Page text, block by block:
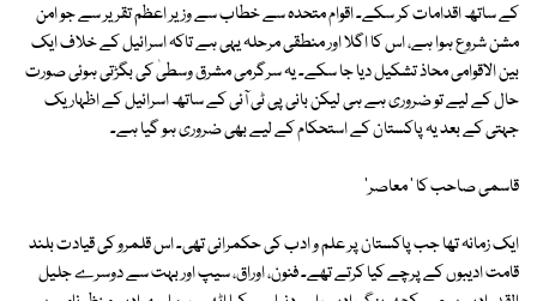
کے ساتھ اقدامات کر سکے۔ اقوام متحدہ سے خطاب سے وزیر اعظم تقریر سے جو امن
مشن شروع ہوا ہے، اس کا اگلا اور منطقی مرحلہ یہی ہے تاکہ اسرائیل کے خلاف ایک
بین الاقوامی محاذ تشکیل دیا جا سکے۔ یہ سرگرمی مشرق وسطیٰ کی بگڑتی ہوئی صورت
حال کے لیے تو ضروری ہے ہی لیکن بانی پی ٹی آئی کے ساتھ اسرائیل کے اظہار یک
جہتی کے بعد یہ پاکستان کے استحکام کے لیے بھی ضروری ہو گیا ہے۔
قاسمی صاحب کا ' معاصر'
ایک زمانہ تھا جب پاکستان پر علم و ادب کی حکمرانی تھی۔ اس قلمرو کی قیادت بلند
قامت ادیبوں کے پرچے کیا کرتے تھے۔ فنون، اوراق، سیپ اور بہت سے دوسرے جلیل